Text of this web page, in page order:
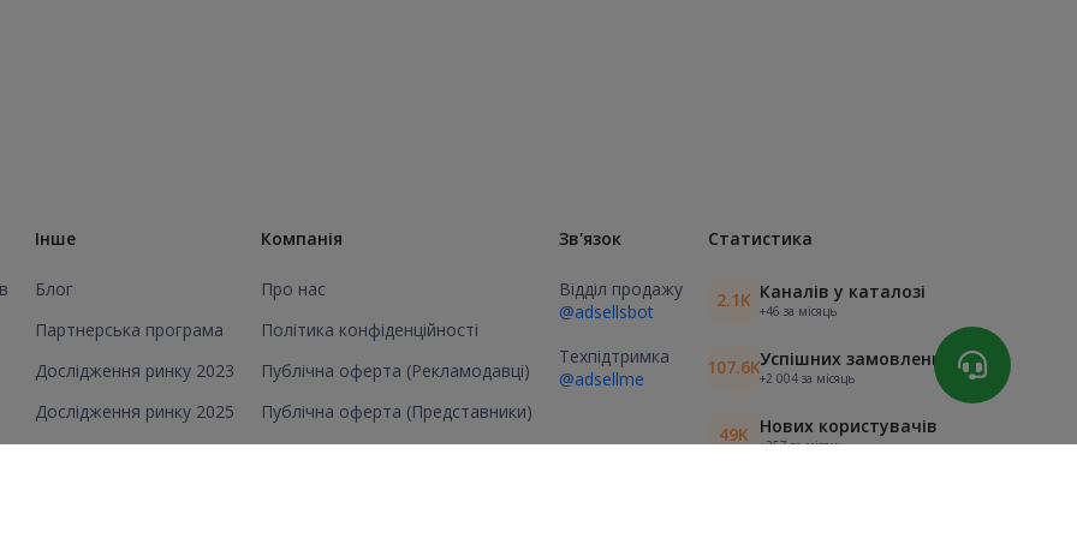
Інше
Блог
Партнерська програма
Дослідження ринку 2023
Дослідження ринку 2025
Компанія
Про нас
Політика конфіденційності
Публічна оферта (Рекламодавці)
Публічна оферта (Представники)
Зв'язок
Відділ продажу
@adsellsbot
Техпідтримка
@adsellme
Статистика
2.1K Каналів у каталозі
+46 за місяць
107.6KУспішних замовлень
+2 004 за місяць
49K Нових користувачів
+357 за місяць